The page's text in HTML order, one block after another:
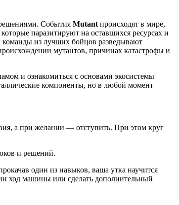
События Mutant происходят в мире,
паразитируют на оставшихся ресурсах и
команды из лучших бойцов разведывают
мутантов, причинах катастрофы и
и ознакомиться с основами экосистемы
компоненты, но в любой момент
а при желании — отступить. При этом круг
и решений.
один из навыков, ваша утка научится
ход машины или сделать дополнительный